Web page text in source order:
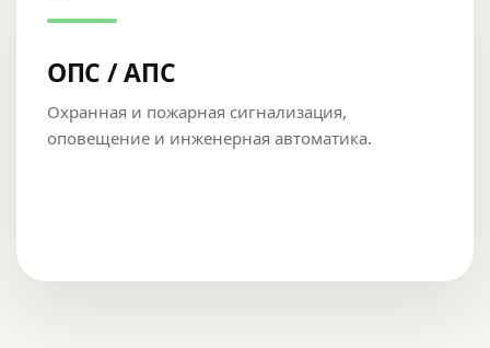
ОПС / АПС
Охранная и пожарная сигнализация,
оповещение и инженерная автоматика.